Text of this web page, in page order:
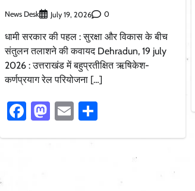
News Desk July 19, 2026 0
धामी सरकार की पहल : सुरक्षा और विकास के बीच
संतुलन तलाशने की कवायद Dehradun, 19 july
2026 : उत्तराखंड में बहुप्रतीक्षित ऋषिकेश-
कर्णप्रयाग रेल परियोजना […]
Facebook
Mastodon
Email